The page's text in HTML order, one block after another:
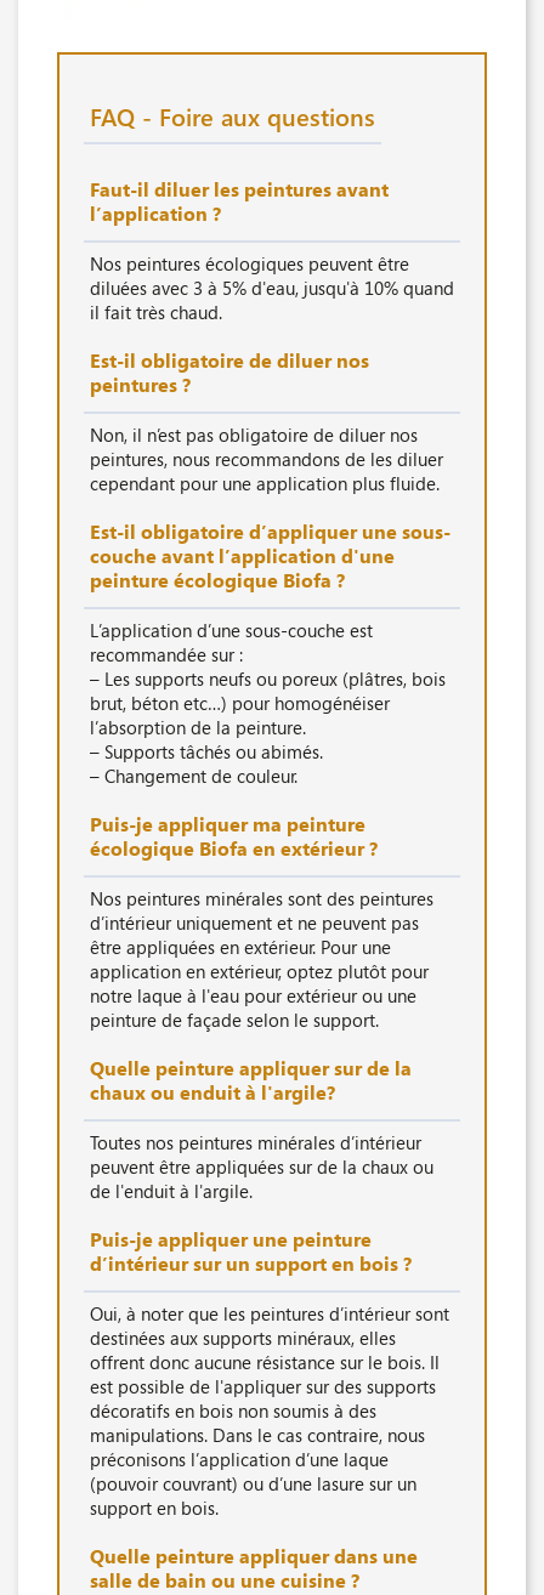
FAQ - Foire aux questions
Faut-il diluer les peintures avant
l’application ?
Nos peintures écologiques peuvent être
diluées avec 3 à 5% d'eau, jusqu'à 10% quand
il fait très chaud.
Est-il obligatoire de diluer nos
peintures ?
Non, il n’est pas obligatoire de diluer nos
peintures, nous recommandons de les diluer
cependant pour une application plus fluide.
Est-il obligatoire d’appliquer une sous-
couche avant l’application d'une
peinture écologique Biofa ?
L’application d’une sous-couche est
recommandée sur :
– Les supports neufs ou poreux (plâtres, bois
brut, béton etc…) pour homogénéiser
l’absorption de la peinture.
– Supports tâchés ou abimés.
– Changement de couleur.
Puis-je appliquer ma peinture
écologique Biofa en extérieur ?
Nos peintures minérales sont des peintures
d’intérieur uniquement et ne peuvent pas
être appliquées en extérieur. Pour une
application en extérieur, optez plutôt pour
notre laque à l'eau pour extérieur ou une
peinture de façade selon le support.
Quelle peinture appliquer sur de la
chaux ou enduit à l'argile?
Toutes nos peintures minérales d’intérieur
peuvent être appliquées sur de la chaux ou
de l'enduit à l'argile.
Puis-je appliquer une peinture
d’intérieur sur un support en bois ?
Oui, à noter que les peintures d’intérieur sont
destinées aux supports minéraux, elles
offrent donc aucune résistance sur le bois. Il
est possible de l'appliquer sur des supports
décoratifs en bois non soumis à des
manipulations. Dans le cas contraire, nous
préconisons l’application d’une laque
(pouvoir couvrant) ou d’une lasure sur un
support en bois.
Quelle peinture appliquer dans une
salle de bain ou une cuisine ?